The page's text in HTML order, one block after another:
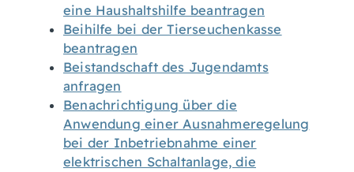
eine Haushaltshilfe beantragen
Beihilfe bei der Tierseuchenkasse
beantragen
Beistandschaft des Jugendamts
anfragen
Benachrichtigung über die
Anwendung einer Ausnahmeregelung
bei der Inbetriebnahme einer
elektrischen Schaltanlage, die